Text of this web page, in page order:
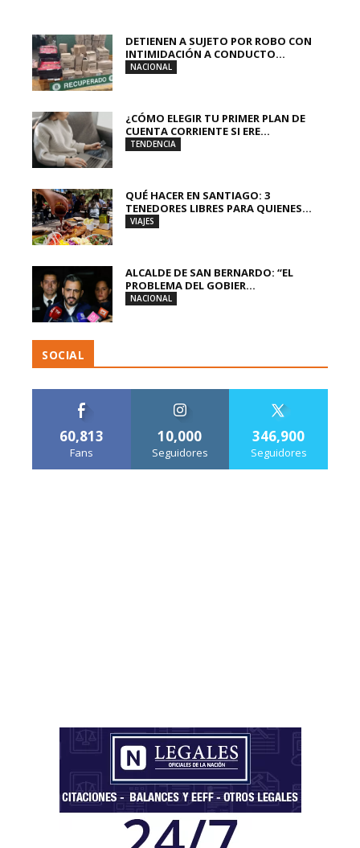
DETIENEN A SUJETO POR ROBO CON
INTIMIDACIÓN A CONDUCTO...
NACIONAL
¿CÓMO ELEGIR TU PRIMER PLAN DE
CUENTA CORRIENTE SI ERE...
TENDENCIA
QUÉ HACER EN SANTIAGO: 3
TENEDORES LIBRES PARA QUIENES...
VIAJES
ALCALDE DE SAN BERNARDO: “EL
PROBLEMA DEL GOBIER...
NACIONAL
SOCIAL
60,813
Fans
10,000
Seguidores
346,900
Seguidores